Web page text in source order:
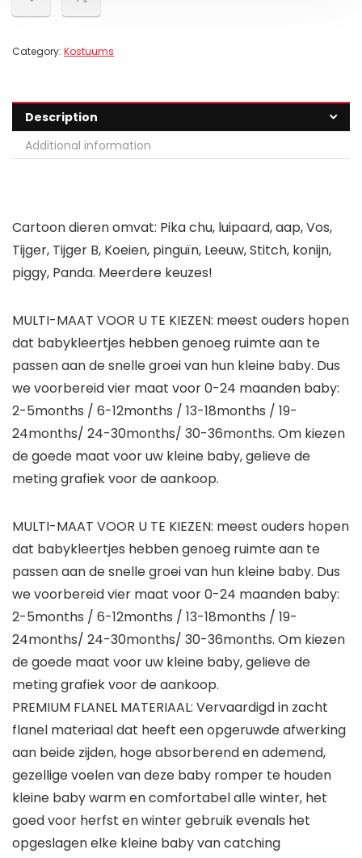
Category: Kostuums
Description
Additional information
Cartoon dieren omvat: Pika chu, luipaard, aap, Vos,
Tijger, Tijger B, Koeien, pinguïn, Leeuw, Stitch, konijn,
piggy, Panda. Meerdere keuzes!
MULTI-MAAT VOOR U TE KIEZEN: meest ouders hopen
dat babykleertjes hebben genoeg ruimte aan te
passen aan de snelle groei van hun kleine baby. Dus
we voorbereid vier maat voor 0-24 maanden baby:
2-5months / 6-12months / 13-18months / 19-
24months/ 24-30months/ 30-36months. Om kiezen
de goede maat voor uw kleine baby, gelieve de
meting grafiek voor de aankoop.
MULTI-MAAT VOOR U TE KIEZEN: meest ouders hopen
dat babykleertjes hebben genoeg ruimte aan te
passen aan de snelle groei van hun kleine baby. Dus
we voorbereid vier maat voor 0-24 maanden baby:
2-5months / 6-12months / 13-18months / 19-
24months/ 24-30months/ 30-36months. Om kiezen
de goede maat voor uw kleine baby, gelieve de
meting grafiek voor de aankoop.
PREMIUM FLANEL MATERIAAL: Vervaardigd in zacht
flanel materiaal dat heeft een opgeruwde afwerking
aan beide zijden, hoge absorberend en ademend,
gezellige voelen van deze baby romper te houden
kleine baby warm en comfortabel alle winter, het
goed voor herfst en winter gebruik evenals het
opgeslagen elke kleine baby van catching